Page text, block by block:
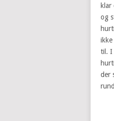
klar
og
til. I
der